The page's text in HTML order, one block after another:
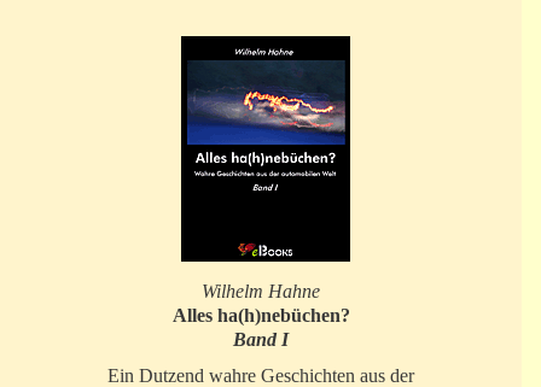
Wilhelm Hahne
Alles ha(h)nebüchen?
Band I
Ein Dutzend wahre Geschichten aus der